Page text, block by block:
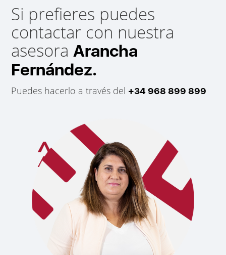
Si prefieres puedes
contactar con nuestra
asesoraArancha
Fernández.
Puedes hacerlo a través del +34 968 899 899